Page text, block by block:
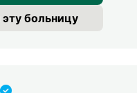
больницу